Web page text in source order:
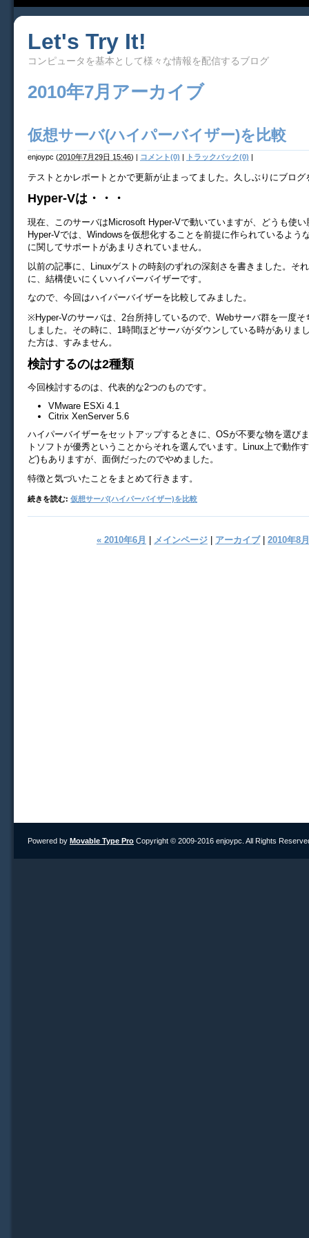
Let's Try It!
コンピュータを基本として様々な情報を配信するブログ
2010年7月アーカイブ
仮想サーバ(ハイパーバイザー)を比較
enjoypc (2010年7月29日 15:46) | コメント(0) | トラックバック(0) |
テストとかレポートとかで更新が止まってました。久しぶりにブログ
Hyper-Vは・・・
現在、このサーバはMicrosoft Hyper-Vで動いていますが、どうも使
Hyper-Vでは、Windowsを仮想化することを前提に作られているよう
に関してサポートがあまりされていません。
以前の記事に、Linuxゲストの時刻のずれの深刻さを書きました。そ
に、結構使いにくいハイパーバイザーです。
なので、今回はハイパーバイザーを比較してみました。
※Hyper-Vのサーバは、2台所持しているので、Webサーバ群を一度そ
しました。その時に、1時間ほどサーバがダウンしている時がありま
た方は、すみません。
検討するのは2種類
今回検討するのは、代表的な2つのものです。
VMware ESXi 4.1
Citrix XenServer 5.6
ハイパーバイザーをセットアップするときに、OSが不要な物を選び
トソフトが優秀ということからそれを選んでいます。Linux上で動作
ど)もありますが、面倒だったのでやめました。
特徴と気づいたことをまとめて行きます。
続きを読む: 仮想サーバ(ハイパーバイザー)を比較
« 2010年6月 | メインページ | アーカイブ| 2010年8
Powered by Movable Type Pro Copyright © 2009-2016 enjoypc. All Rights